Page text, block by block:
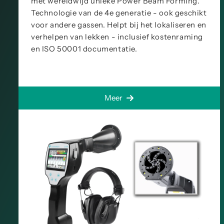
Technologie van de 4e generatie - ook geschikt
voor andere gassen. Helpt bij het lokaliseren en
verhelpen van lekken - inclusief kostenraming
en ISO 50001 documentatie.
Meer